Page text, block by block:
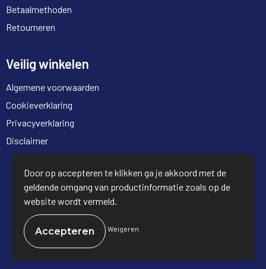
Betaalmethoden
Retourneren
Veilig winkelen
Algemene voorwaarden
Cookieverklaring
Privacyverklaring
Disclaimer
© Copyright Full Trading 2026
Door op accepteren te klikken ga je akkoord met de
geldende omgang van productinformatie zoals op de
website wordt vermeld.
Weigeren